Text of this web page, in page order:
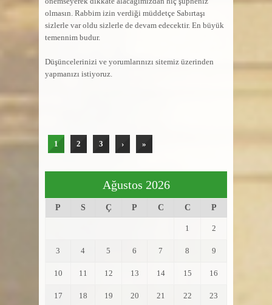
olmasın. Rabbim izin verdiği müddetçe Sabırtaşı
sizlerle var oldu sizlerle de devam edecektir. En büyük
temennim budur.
Düşüncelerinizi ve yorumlarınızı sitemiz üzerinden
yapmanızı istiyoruz.
1 2 3 › »
Ağustos 2026
P S Ç P C C P
1 2
3 4 5 6 7 8 9
10 11 12 13 14 15 16
17 18 19 20 21 22 23